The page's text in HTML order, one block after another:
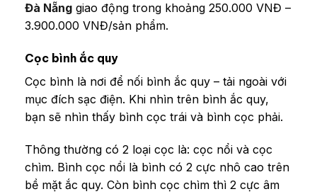
Đà Nẵng giao động trong khoảng 250.000 VNĐ –
3.900.000 VNĐ/sản phẩm.
Cọc bình ắc quy
Cọc bình là nơi để nối bình ắc quy – tải ngoài với
mục đích sạc điện. Khi nhìn trên bình ắc quy,
bạn sẽ nhìn thấy bình cọc trái và bình cọc phải.
Thông thường có 2 loại cọc là: cọc nổi và cọc
chìm. Bình cọc nổi là bình có 2 cực nhô cao trên
bề mặt ắc quy. Còn bình cọc chìm thì 2 cực âm